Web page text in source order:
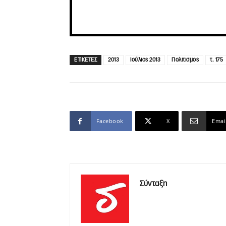
ΕΤΙΚΕΤΕΣ 2013 Ιούλιος 2013 Πολιτισμος τ. 175
Facebook X Email
Σύνταξη